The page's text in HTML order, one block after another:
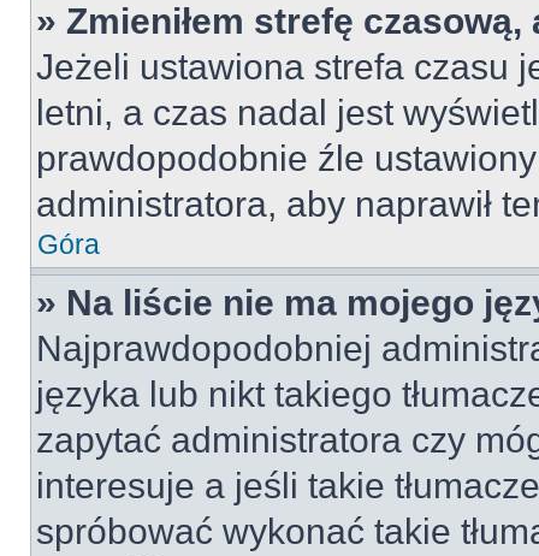
» Zmieniłem strefę
Jeżeli ustawiona strefa czasu
letni, a czas nadal jest
prawdopodobnie źle
administratora, aby naprawił
Góra
» Na liście nie ma mojego
Najprawdopodobniej
języka lub nikt takiego
zapytać administratora czy
interesuje a jeśli takie
spróbować wykonać takie